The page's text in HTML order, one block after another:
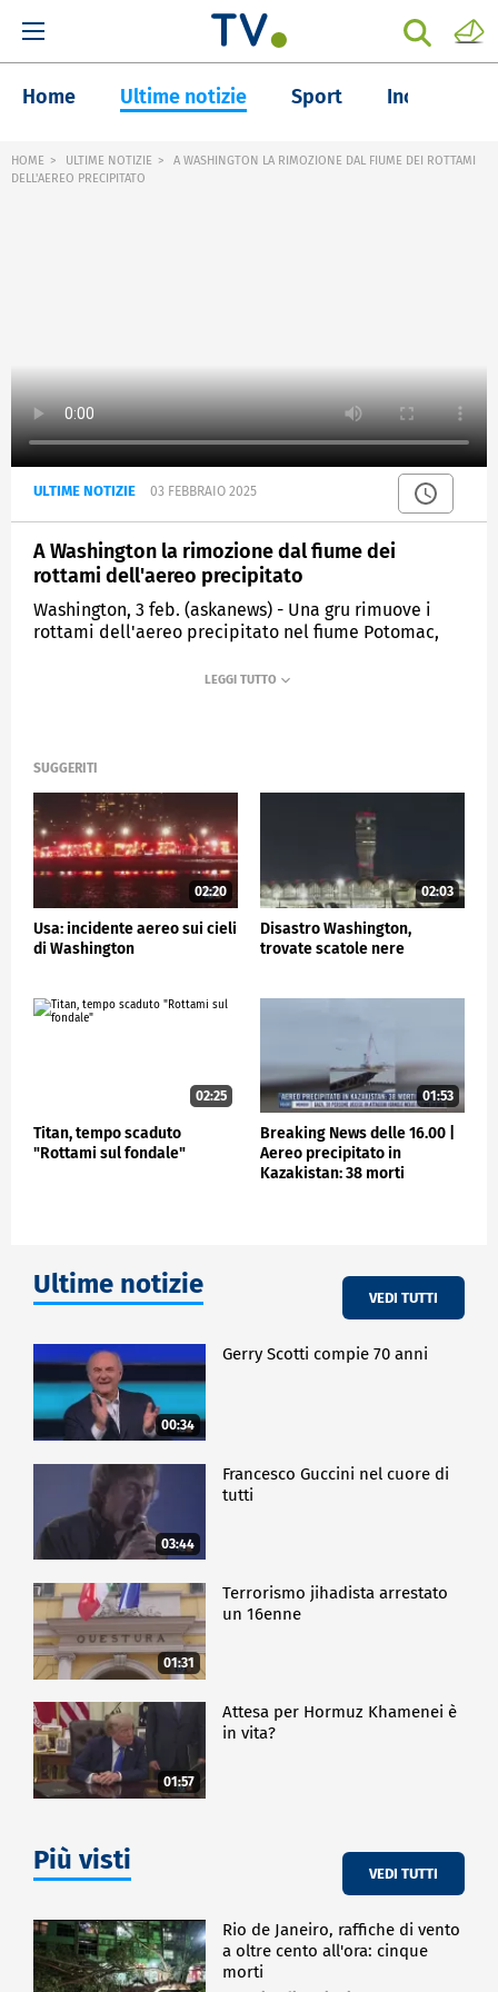
Home Ultime notizie Sport Inchieste
HOME ULTIME NOTIZIE
A WASHINGTON LA RIMOZIONE DAL FIUME DEI ROTTAMI
DELL'AEREO PRECIPITATO
ULTIME NOTIZIE 03 FEBBRAIO 2025
A Washington la rimozione dal fiume dei
rottami dell'aereo precipitato
Washington, 3 feb. (askanews) - Una gru rimuove i
rottami dell'aereo precipitato nel fiume Potomac,
un elicottero militare dell'esercito americano, vicino
ESTERI
SUGGERITI
02:20
Usa: incidente aereo sui cieli
di Washington
02:03
Disastro Washington,
trovate scatole nere
02:25
Titan, tempo scaduto
"Rottami sul fondale"
01:53
Breaking News delle 16.00 |
Aereo precipitato in
Kazakistan: 38 morti
Ultime notizie VEDI TUTTI
00:34
Gerry Scotti compie 70 anni
03:44
Francesco Guccini nel cuore di
tutti
01:31
Terrorismo jihadista arrestato
un 16enne
01:57
Attesa per Hormuz Khamenei è
in vita?
Più visti VEDI TUTTI
Rio de Janeiro, raffiche di vento
a oltre cento all'ora: cinque
morti